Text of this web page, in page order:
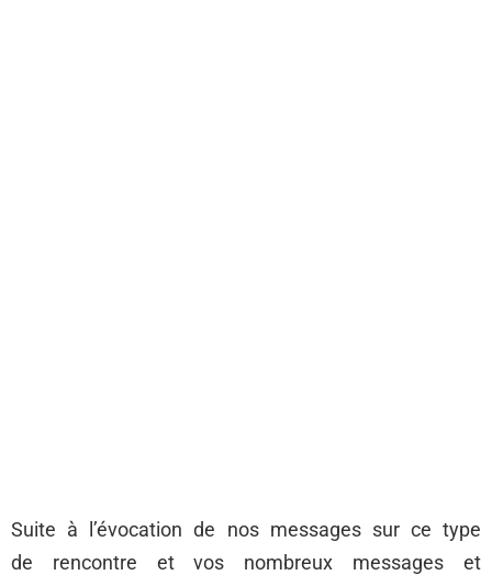
Suite à l’évocation de nos messages sur ce type
de rencontre et vos nombreux messages et